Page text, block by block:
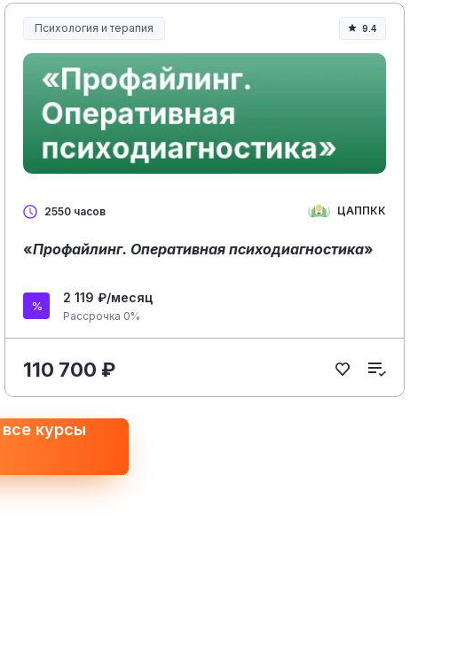
Психология и терапия 9.4
2550 часов ЦАППКК
«Профайлинг. Оперативная психодиагностика»
2 119 ₽/месяц
Рассрочка 0%
110 700 ₽
курсы